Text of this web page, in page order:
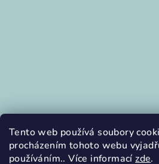
Tento web používá soubory
procházením tohoto webu
používáním.. Více informacízde.